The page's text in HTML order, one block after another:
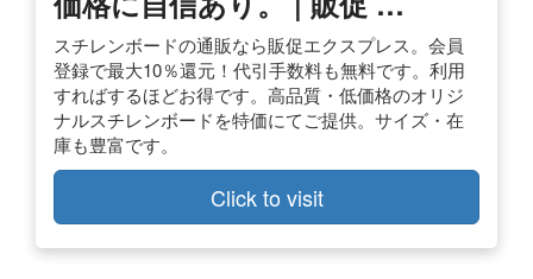
スチレンボードの通販なら販促エクスプレス。会員
登録で最大10％還元！代引手数料も無料です。利用
すればするほどお得です。高品質・低価格のオリジ
ナルスチレンボードを特価にてご提供。サイズ・在
庫も豊富です。
Click to visit